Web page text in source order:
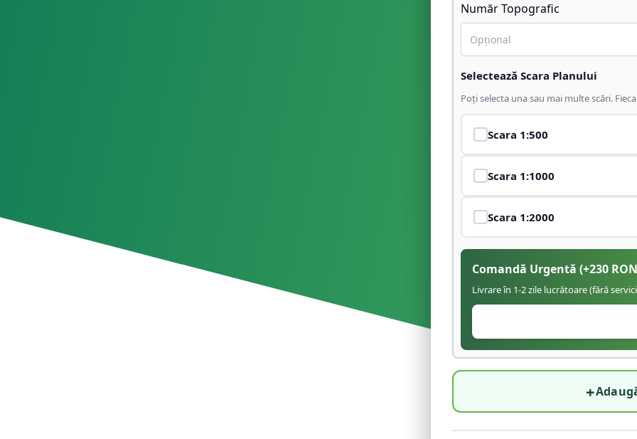
Număr Topografic
Selectează Scara Planului
Poți selecta una sau mai multe scări.
Scara 1:500
Scara 1:1000
Scara 1:2000
Comandă Urgentă (+230
Livrare în 1-2 zile lucrătoare (fără
+